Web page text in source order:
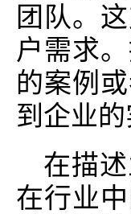
团队。
户需求
的案例
到企业的
在描
在行业